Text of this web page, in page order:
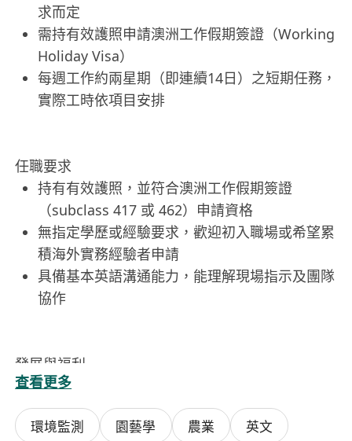
求而定
需持有效護照申請澳洲工作假期簽證（Working
Holiday Visa）
每週工作約兩星期（即連續14日）之短期任務，
實際工時依項目安排
任職要求
持有有效護照，並符合澳洲工作假期簽證
（subclass 417 或 462）申請資格
無指定學歷或經驗要求，歡迎初入職場或希望累
積海外實務經驗者申請
具備基本英語溝通能力，能理解現場指示及團隊
協作
發展與福利
提供符合澳洲法定標準之薪資待遇（按當地最低
工資或行業慣例支薪）
支援工作假期簽證申請所需之僱主文件（如邀請
查看更多
環境監測 園藝學 農業
英文